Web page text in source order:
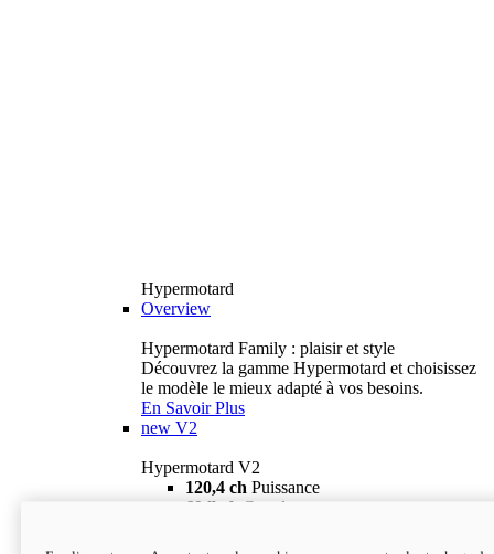
Hypermotard
Overview
Hypermotard Family : plaisir et style
Découvrez la gamme Hypermotard et choisissez
le modèle le mieux adapté à vos besoins.
En Savoir Plus
new V2
Hypermotard V2
120,4 ch Puissance
69 lb-ft
Couple
18 895 $